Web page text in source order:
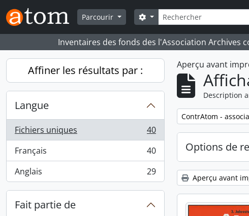
Skip to main content
Parcourir
Rechercher
Search options
Inventaires des fonds des l'Association Archives
Affiner les résultats par :
Langue
Fichiers uniques
, 40 résultats
40
Français
, 40 résultats
40
Anglais
, 29 résultats 29
Fait partie de
Aperçu avant
Description
Remove filter:
ContrAtom -
Options de
Aperçu avant